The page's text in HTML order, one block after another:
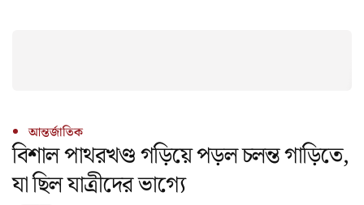
আন্তর্জাতিক
বিশাল পাথরখণ্ড গড়িয়ে পড়ল চলন্ত গাড়িতে,
যা ছিল যাত্রীদের ভাগ্যে